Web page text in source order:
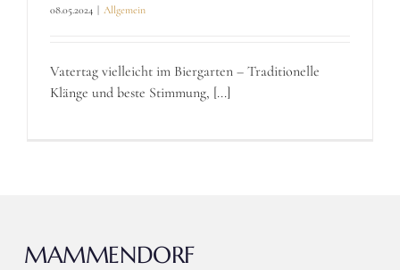
08.05.2024 Allgemein
Vatertag vielleicht im Biergarten – Traditionelle
Klänge und beste Stimmung, [...]
MAMMENDORF